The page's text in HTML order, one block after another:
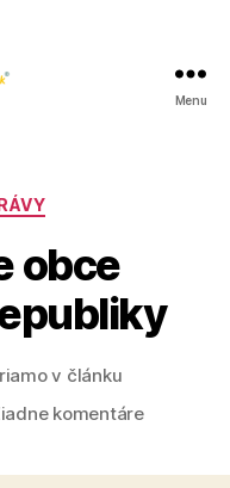
Menu
obce
v článku
komentárena